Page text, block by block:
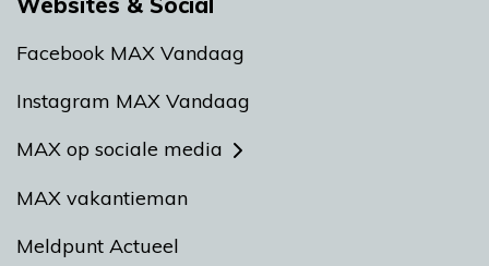
Facebook MAX Vandaag
Instagram MAX Vandaag
MAX op sociale media
MAX vakantieman
Meldpunt Actueel